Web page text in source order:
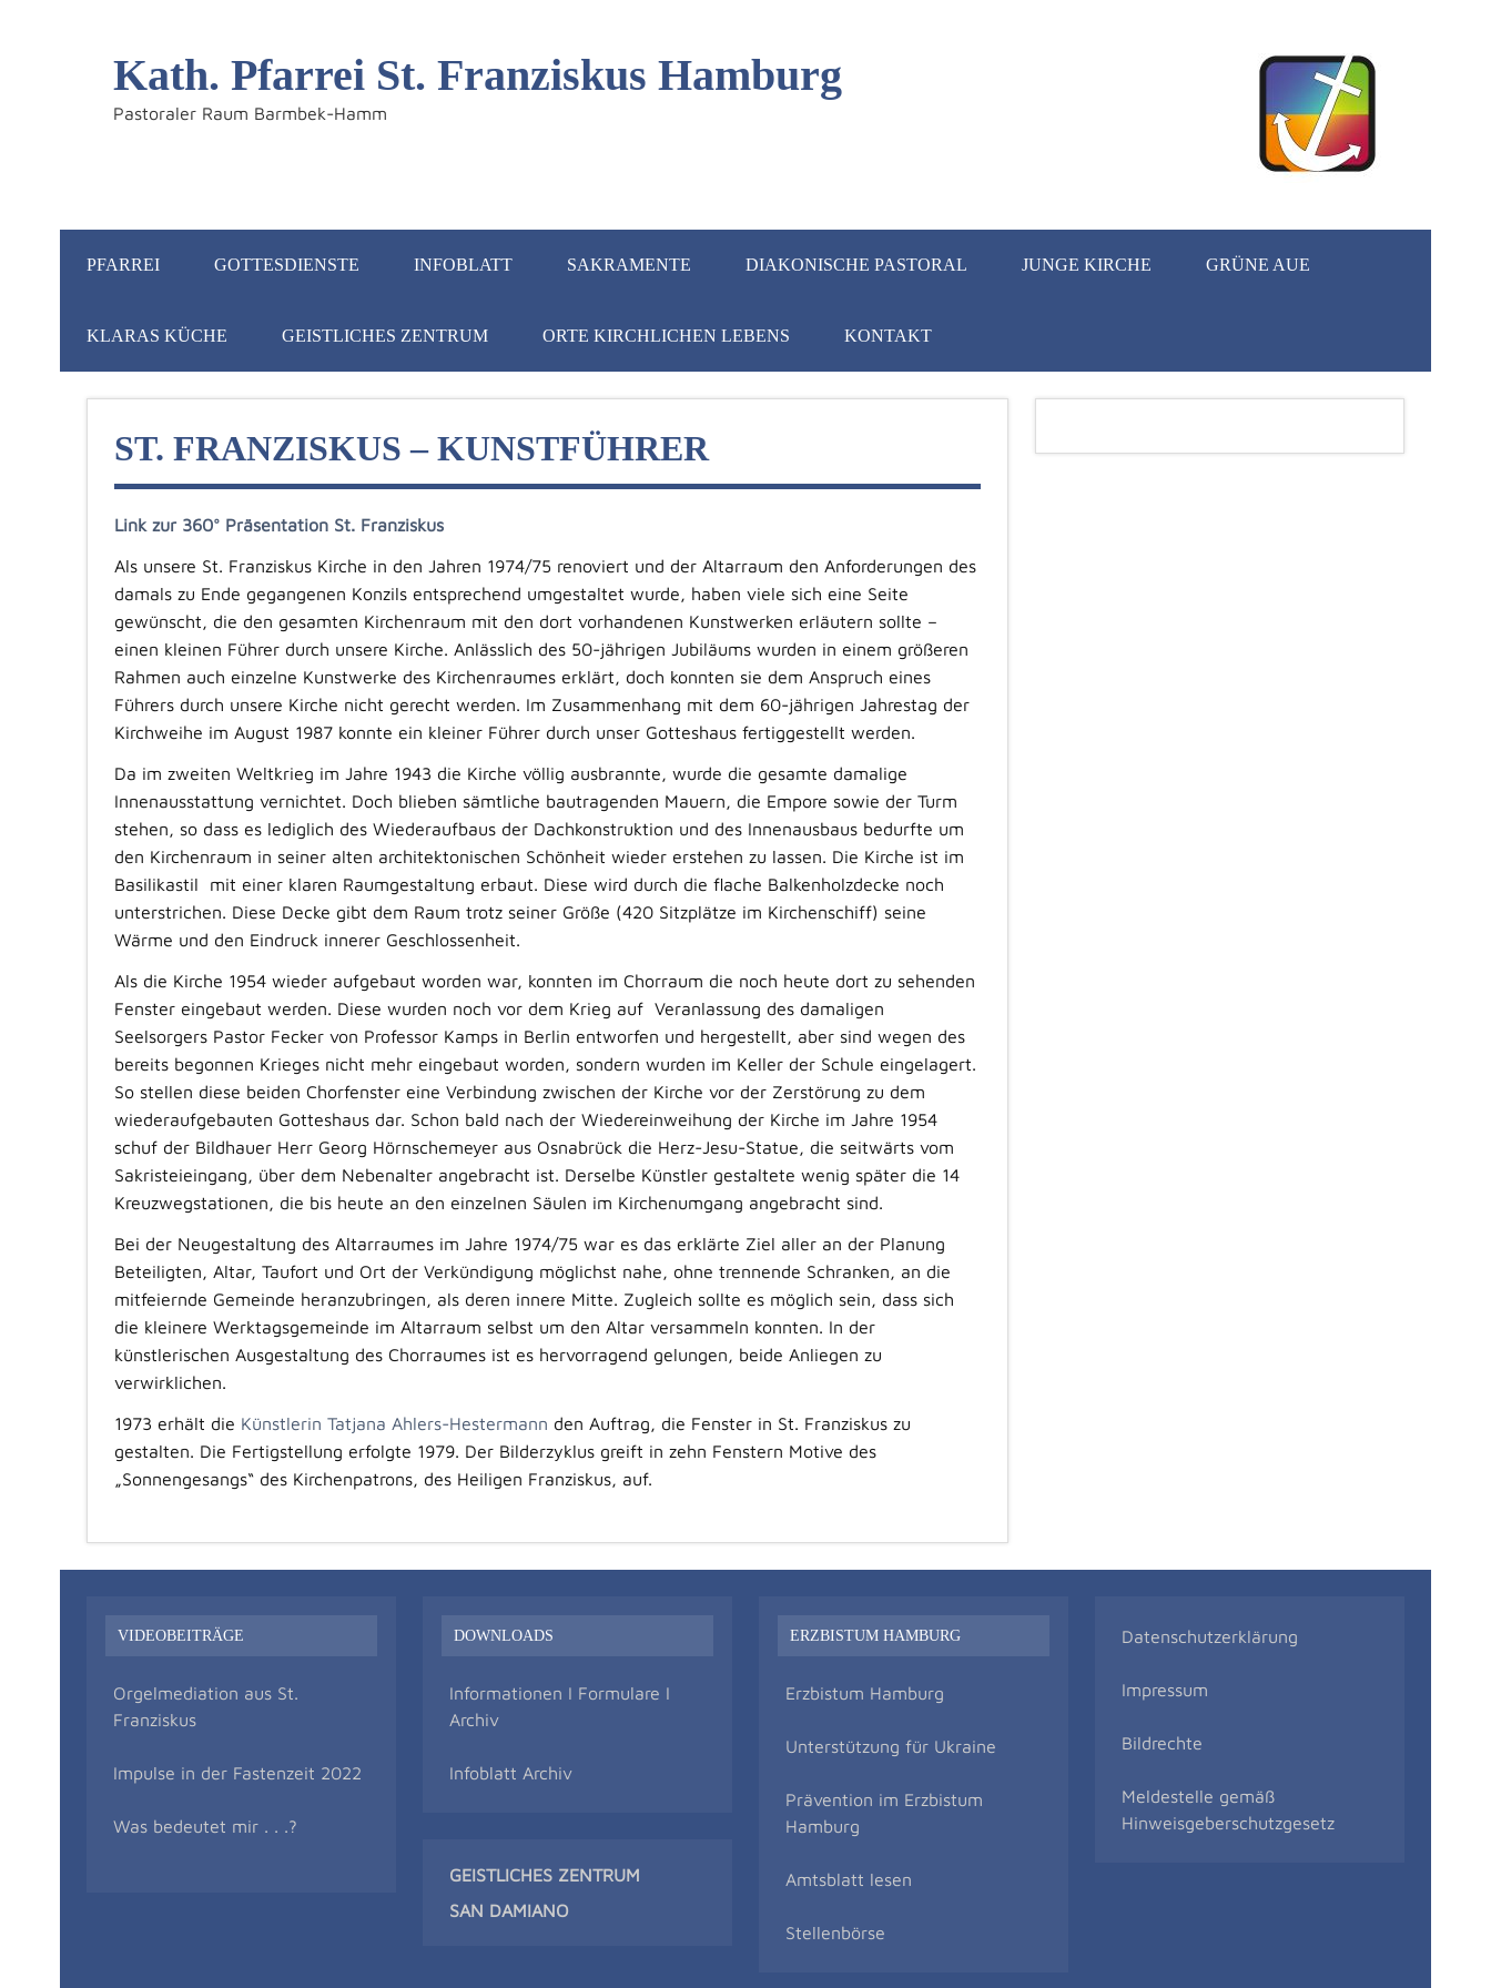
Kath. Pfarrei St. Franziskus Hamburg
Pastoraler Raum Barmbek-Hamm
PFARREI GOTTESDIENSTE INFOBLATT SAKRAMENTE DIAKONISCHE PASTORAL JUNGE KIRCHE GRÜNE AUE
KLARAS KÜCHE GEISTLICHES ZENTRUM ORTE KIRCHLICHEN LEBENS KONTAKT
ST. FRANZISKUS – KUNSTFÜHRER
Link zur 360° Präsentation St. Franziskus
Als unsere St. Franziskus Kirche in den Jahren 1974/75 renoviert und der Altarraum den Anforderungen des
damals zu Ende gegangenen Konzils entsprechend umgestaltet wurde, haben viele sich eine Seite
gewünscht, die den gesamten Kirchenraum mit den dort vorhandenen Kunstwerken erläutern sollte –
einen kleinen Führer durch unsere Kirche. Anlässlich des 50-jährigen Jubiläums wurden in einem größeren
Rahmen auch einzelne Kunstwerke des Kirchenraumes erklärt, doch konnten sie dem Anspruch eines
Führers durch unsere Kirche nicht gerecht werden. Im Zusammenhang mit dem 60-jährigen Jahrestag der
Kirchweihe im August 1987 konnte ein kleiner Führer durch unser Gotteshaus fertiggestellt werden.
Da im zweiten Weltkrieg im Jahre 1943 die Kirche völlig ausbrannte, wurde die gesamte damalige
Innenausstattung vernichtet. Doch blieben sämtliche bautragenden Mauern, die Empore sowie der Turm
stehen, so dass es lediglich des Wiederaufbaus der Dachkonstruktion und des Innenausbaus bedurfte um
den Kirchenraum in seiner alten architektonischen Schönheit wieder erstehen zu lassen. Die Kirche ist im
Basilikastil mit einer klaren Raumgestaltung erbaut. Diese wird durch die flache Balkenholzdecke noch
unterstrichen. Diese Decke gibt dem Raum trotz seiner Größe (420 Sitzplätze im Kirchenschiff) seine
Wärme und den Eindruck innerer Geschlossenheit.
Als die Kirche 1954 wieder aufgebaut worden war, konnten im Chorraum die noch heute dort zu sehenden
Fenster eingebaut werden. Diese wurden noch vor dem Krieg auf Veranlassung des damaligen
Seelsorgers Pastor Fecker von Professor Kamps in Berlin entworfen und hergestellt, aber sind wegen des
bereits begonnen Krieges nicht mehr eingebaut worden, sondern wurden im Keller der Schule eingelagert.
So stellen diese beiden Chorfenster eine Verbindung zwischen der Kirche vor der Zerstörung zu dem
wiederaufgebauten Gotteshaus dar. Schon bald nach der Wiedereinweihung der Kirche im Jahre 1954
schuf der Bildhauer Herr Georg Hörnschemeyer aus Osnabrück die Herz-Jesu-Statue, die seitwärts vom
Sakristeieingang, über dem Nebenalter angebracht ist. Derselbe Künstler gestaltete wenig später die 14
Kreuzwegstationen, die bis heute an den einzelnen Säulen im Kirchenumgang angebracht sind.
Bei der Neugestaltung des Altarraumes im Jahre 1974/75 war es das erklärte Ziel aller an der Planung
Beteiligten, Altar, Taufort und Ort der Verkündigung möglichst nahe, ohne trennende Schranken, an die
mitfeiernde Gemeinde heranzubringen, als deren innere Mitte. Zugleich sollte es möglich sein, dass sich
die kleinere Werktagsgemeinde im Altarraum selbst um den Altar versammeln konnten. In der
künstlerischen Ausgestaltung des Chorraumes ist es hervorragend gelungen, beide Anliegen zu
verwirklichen.
1973 erhält die Künstlerin Tatjana Ahlers-Hestermann den Auftrag, die Fenster in St. Franziskus zu
gestalten. Die Fertigstellung erfolgte 1979. Der Bilderzyklus greift in zehn Fenstern Motive des
„Sonnengesangs“ des Kirchenpatrons, des Heiligen Franziskus, auf.
VIDEOBEITRÄGE
Orgelmediation aus St.
Franziskus
Impulse in der Fastenzeit 2022
Was bedeutet mir . . .?
DOWNLOADS
Informationen I Formulare I
Archiv
Infoblatt Archiv
GEISTLICHES ZENTRUM
SAN DAMIANO
ERZBISTUM HAMBURG
Erzbistum Hamburg
Unterstützung für Ukraine
Prävention im Erzbistum
Hamburg
Amtsblatt lesen
Stellenbörse
Datenschutzerklärung
Impressum
Bildrechte
Meldestelle gemäß
Hinweisgeberschutzgesetz